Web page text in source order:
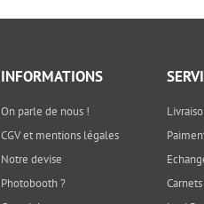
INFORMATIONS
On parle de nous !
CGV et mentions légales
Notre devise
Photobooth ?